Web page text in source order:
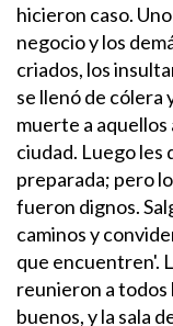
hicieron caso.
negocio y los
criados, los
se llenó de cólera
muerte a
ciudad. Luego les
preparada; pero
fueron dignos.
caminos y
que encuentren'.
reunieron a todos
buenos, y la sala